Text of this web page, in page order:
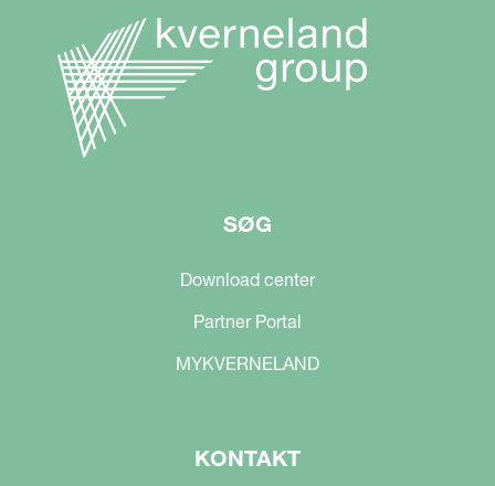
SØG
Download center
Partner Portal
MYKVERNELAND
KONTAKT